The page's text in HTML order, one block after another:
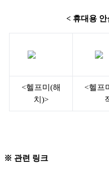
< 휴대용
<헬프미(해
치)>
<헬프
※ 관련 링크